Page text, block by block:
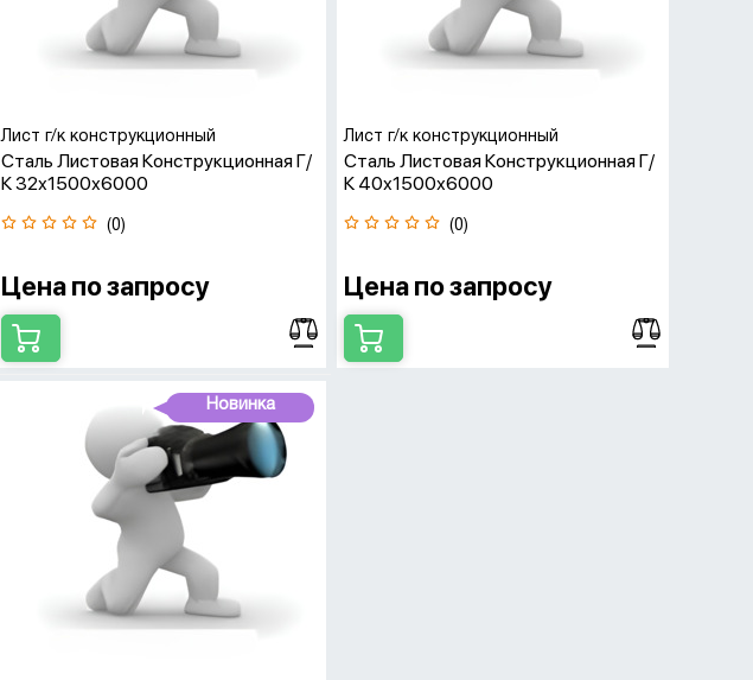
Лист г/к конструкционный
Сталь Листовая Конструкционная Г/
К 32х1500х6000
(0)
Цена по запросу
Лист г/к конструкционный
Сталь Листовая Конструкционная Г/
К 40х1500х6000
(0)
Цена по запросу
Новинка